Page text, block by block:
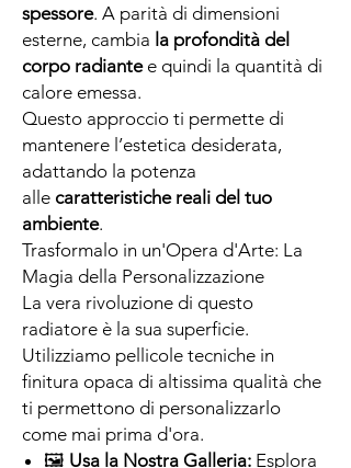
spessore. A parità di dimensioni
esterne, cambia la profondità del
corpo radiante e quindi la quantità di
calore emessa.
Questo approccio ti permette di
mantenere l’estetica desiderata,
adattando la potenza
alle caratteristiche reali del tuo
ambiente.
Trasformalo in un'Opera d'Arte: La
Magia della Personalizzazione
La vera rivoluzione di questo
radiatore è la sua superficie.
Utilizziamo pellicole tecniche in
finitura opaca di altissima qualità che
ti permettono di personalizzarlo
come mai prima d'ora.
🖼 Usa la Nostra Galleria: Esplora